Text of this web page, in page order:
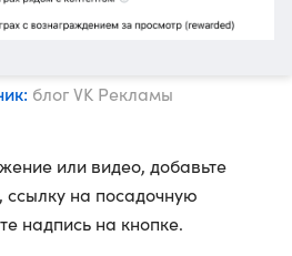
блог VK Рекламы
или видео, добавьте
ссылку на посадочную
надпись на кнопке.